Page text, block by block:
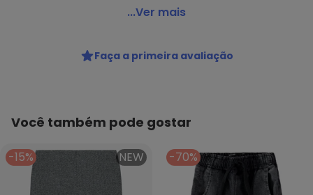
Alakazoo - Calça com Bolsos Cinza
Fornecedor: LUNELLI COMERCIO DO VESTUARIO LTDA / CNPJ
75.552.133/0001-70
sombra; Não passar; Não limpar a seco; Limpeza a úmido
profissional; Processo suave;
Tecido: Poliéster
Composição: 55% Poliéster 40% Viscose 5% Elastano
Histórico de preços
...Ver mais
Faça a primeira avaliação
Você também pode gostar
-15% NEW -70%